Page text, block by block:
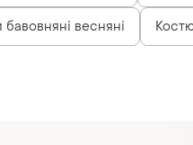
весняні